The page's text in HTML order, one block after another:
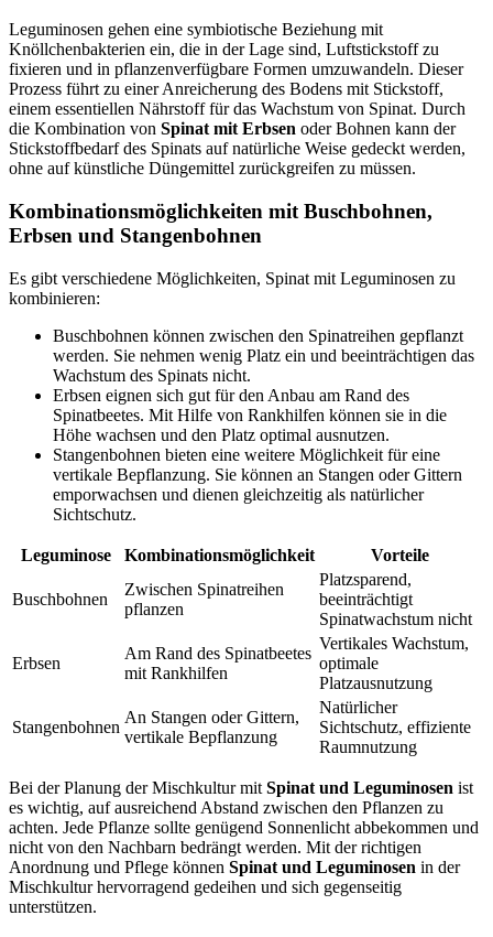
Leguminosen gehen eine symbiotische Beziehung mit
Knöllchenbakterien ein, die in der Lage sind, Luftstickstoff zu
fixieren und in pflanzenverfügbare Formen umzuwandeln. Dieser
Prozess führt zu einer Anreicherung des Bodens mit Stickstoff,
einem essentiellen Nährstoff für das Wachstum von Spinat. Durch
die Kombination von Spinat mit Erbsen oder Bohnen kann der
Stickstoffbedarf des Spinats auf natürliche Weise gedeckt werden,
ohne auf künstliche Düngemittel zurückgreifen zu müssen.
Kombinationsmöglichkeiten mit Buschbohnen,
Erbsen und Stangenbohnen
Es gibt verschiedene Möglichkeiten, Spinat mit Leguminosen zu
kombinieren:
Buschbohnen können zwischen den Spinatreihen gepflanzt
werden. Sie nehmen wenig Platz ein und beeinträchtigen das
Wachstum des Spinats nicht.
Erbsen eignen sich gut für den Anbau am Rand des
Spinatbeetes. Mit Hilfe von Rankhilfen können sie in die
Höhe wachsen und den Platz optimal ausnutzen.
Stangenbohnen bieten eine weitere Möglichkeit für eine
vertikale Bepflanzung. Sie können an Stangen oder Gittern
emporwachsen und dienen gleichzeitig als natürlicher
Sichtschutz.
Leguminose Kombinationsmöglichkeit Vorteile
Buschbohnen
Zwischen Spinatreihen
pflanzen
Platzsparend,
beeinträchtigt
Spinatwachstum nicht
Erbsen
Am Rand des Spinatbeetes
mit Rankhilfen
Vertikales Wachstum,
optimale
Platzausnutzung
Stangenbohnen
An Stangen oder Gittern,
vertikale Bepflanzung
Natürlicher
Sichtschutz, effiziente
Raumnutzung
Bei der Planung der Mischkultur mit Spinat und Leguminosen ist
es wichtig, auf ausreichend Abstand zwischen den Pflanzen zu
achten. Jede Pflanze sollte genügend Sonnenlicht abbekommen und
nicht von den Nachbarn bedrängt werden. Mit der richtigen
Anordnung und Pflege können Spinat und Leguminosen in der
Mischkultur hervorragend gedeihen und sich gegenseitig
unterstützen.